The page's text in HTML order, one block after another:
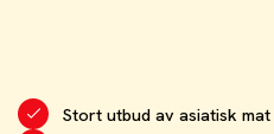
Stort utbud av asiatisk mat